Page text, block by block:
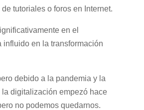
tutoriales o foros en Internet.
en el
en la transformación
debido a la pandemia y la
digitalización empezó hace
no podemos quedarnos.